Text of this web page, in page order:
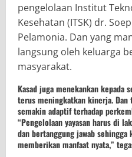
pengelolaan Institut
Kesehatan (ITSK) dr.
Pelamonia. Dan yang
langsung oleh keluarga
masyarakat.
Kasad juga menekankan kepada
terus meningkatkan kinerja. Dan
semakin adaptif terhadap
“Pengelolaan yayasan harus di
dan bertanggung jawab sehingga
memberikan manfaat nyata,”